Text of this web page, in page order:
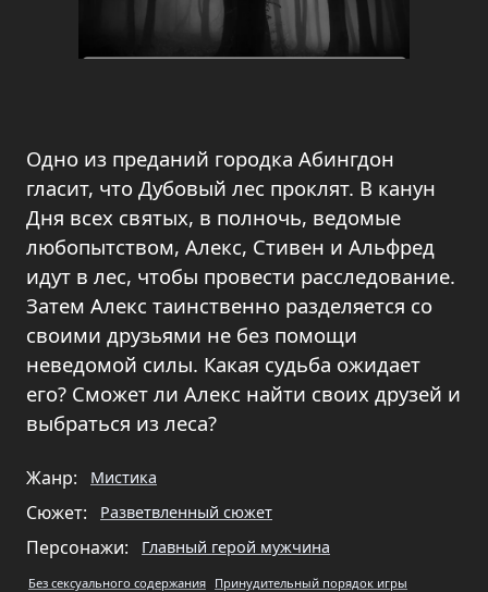
Одно из преданий городка Абингдон
гласит, что Дубовый лес проклят. В канун
Дня всех святых, в полночь, ведомые
любопытством, Алекс, Стивен и Альфред
идут в лес, чтобы провести расследование.
Затем Алекс таинственно разделяется со
своими друзьями не без помощи
неведомой силы. Какая судьба ожидает
его? Сможет ли Алекс найти своих друзей и
выбраться из леса?
Жанр: Мистика
Сюжет: Разветвленный сюжет
Персонажи: Главный герой мужчина
Без сексуального содержания Принудительный порядок игры